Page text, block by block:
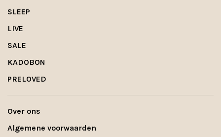
SLEEP
LIVE
SALE
KADOBON
PRELOVED
Over ons
Algemene voorwaarden